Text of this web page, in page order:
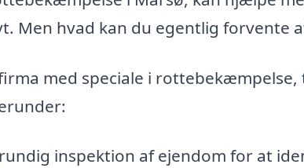
Men hvad kan du egentlig forvente
med speciale i
inspektion af ejendom for at